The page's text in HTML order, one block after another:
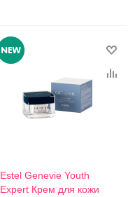
Estel Genevie Youth
Expert Крем для кожи